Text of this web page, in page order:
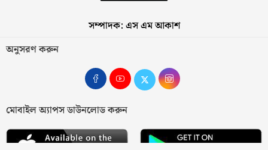
সম্পাদক: এস এম আকাশ
অনুসরণ করুন
মোবাইল অ্যাপস ডাউনলোড করুন